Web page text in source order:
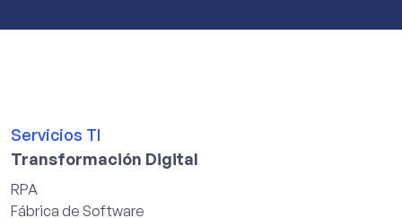
Servicios TI
Transformación Digital
RPA
Fábrica de Software